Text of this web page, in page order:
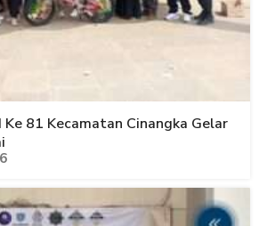
Ke 81 Kecamatan Cinangka Gelar